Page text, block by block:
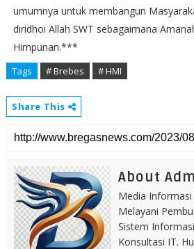
umumnya untuk membangun
diridhoi Allah SWT sebagaimana
Himpunan.***
Tags # Brebes # HMI
Share This
About
Media Informasi
Melayani
Sistem
Konsultasi IT.